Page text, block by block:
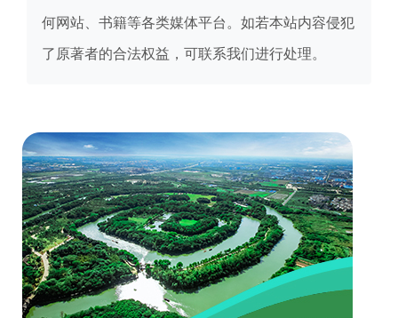
何网站、书籍等各类媒体平台。如若本站内容侵犯
了原著者的合法权益，可联系我们进行处理。